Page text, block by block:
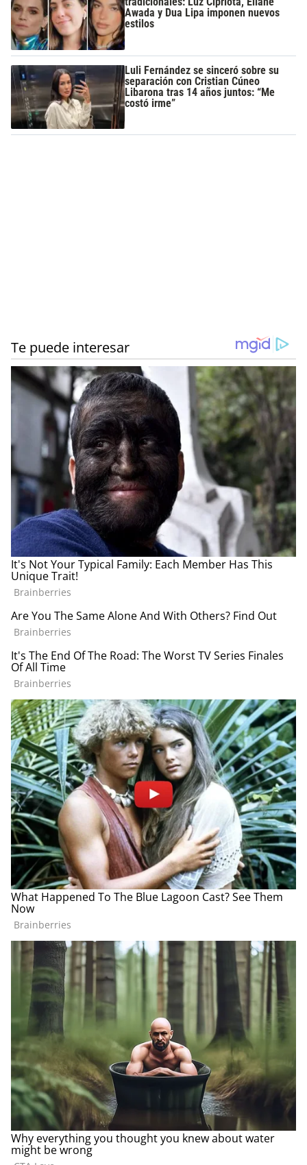
Awada y Dua Lipa imponen nuevos
estilos
Luli Fernández se sinceró sobre su
separación con Cristian Cúneo
Libarona tras 14 años juntos: “Me
costó irme”